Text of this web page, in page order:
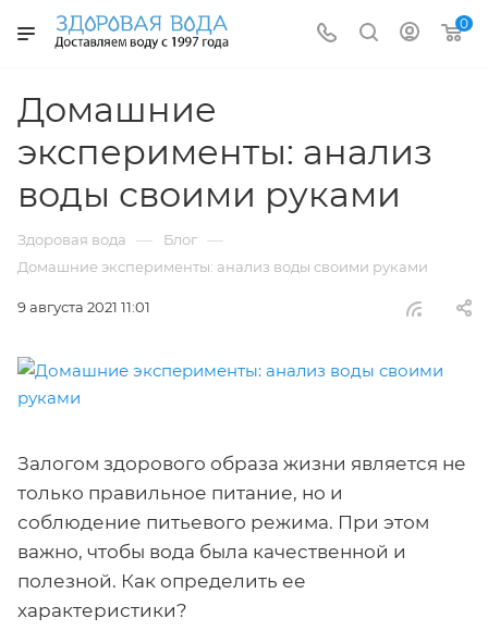
0
Домашние
эксперименты: анализ
воды своими руками
Здоровая вода — Блог —
Домашние эксперименты: анализ воды своими руками
9 августа 2021 11:01
Залогом здорового образа жизни является не
только правильное питание, но и
соблюдение питьевого режима. При этом
важно, чтобы вода была качественной и
полезной. Как определить ее
характеристики?